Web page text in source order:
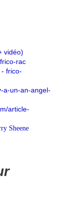
vidéo)
rac
frico-
a-un-an-angel-
article-
Sheene